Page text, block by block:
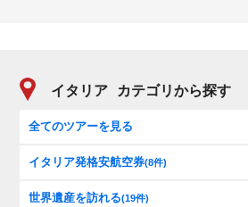
イタリア カテゴリから探す
全てのツアーを見る
イタリア発格安航空券(8件)
世界遺産を訪れる(19件)